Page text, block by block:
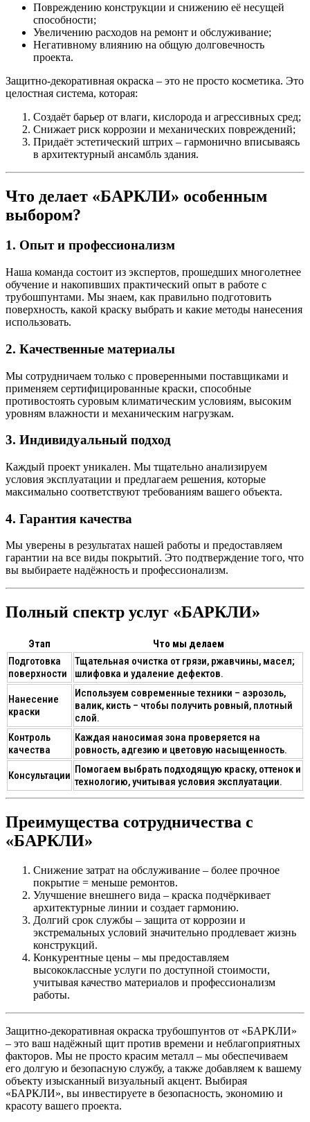
Повреждению конструкции и снижению её несущей
способности;
Увеличению расходов на ремонт и обслуживание;
Негативному влиянию на общую долговечность
проекта.
Защитно‑декоративная окраска – это не просто косметика. Это
целостная система, которая:
Создаёт барьер от влаги, кислорода и агрессивных сред;
Снижает риск коррозии и механических повреждений;
Придаёт эстетический штрих – гармонично вписываясь
в архитектурный ансамбль здания.
Что делает «БАРКЛИ» особенным
выбором?
1. Опыт и профессионализм
Наша команда состоит из экспертов, прошедших многолетнее
обучение и накопивших практический опыт в работе с
трубошпунтами. Мы знаем, как правильно подготовить
поверхность, какой краску выбрать и какие методы нанесения
использовать.
2. Качественные материалы
Мы сотрудничаем только с проверенными поставщиками и
применяем сертифицированные краски, способные
противостоять суровым климатическим условиям, высоким
уровням влажности и механическим нагрузкам.
3. Индивидуальный подход
Каждый проект уникален. Мы тщательно анализируем
условия эксплуатации и предлагаем решения, которые
максимально соответствуют требованиям вашего объекта.
4. Гарантия качества
Мы уверены в результатах нашей работы и предоставляем
гарантии на все виды покрытий. Это подтверждение того, что
вы выбираете надёжность и профессионализм.
Полный спектр услуг «БАРКЛИ»
Этап
Что мы делаем
Подготовка
поверхности
Тщательная очистка от грязи, ржавчины, масел;
шлифовка и удаление дефектов.
Нанесение
краски
Используем современные техники – аэрозоль,
валик, кисть – чтобы получить ровный, плотный
слой.
Контроль
качества
Каждая наносимая зона проверяется на
ровность, адгезию и цветовую насыщенность.
Консультации Помогаем выбрать подходящую краску, оттенок и
технологию, учитывая условия эксплуатации.
Преимущества сотрудничества с
«БАРКЛИ»
Снижение затрат на обслуживание – более прочное
покрытие = меньше ремонтов.
Улучшение внешнего вида – краска подчёркивает
архитектурные линии и создает гармонию.
Долгий срок службы – защита от коррозии и
экстремальных условий значительно продлевает жизнь
конструкций.
Конкурентные цены – мы предоставляем
высококлассные услуги по доступной стоимости,
учитывая качество материалов и профессионализм
работы.
Защитно‑декоративная окраска трубошпунтов от «БАРКЛИ»
– это ваш надёжный щит против времени и неблагоприятных
факторов. Мы не просто красим металл – мы обеспечиваем
его долгую и безопасную службу, а также добавляем к вашему
объекту изысканный визуальный акцент. Выбирая
«БАРКЛИ», вы инвестируете в безопасность, экономию и
красоту вашего проекта.